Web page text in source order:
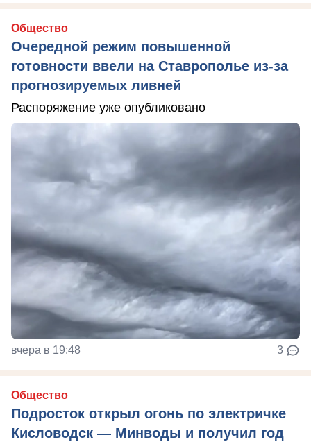
Общество
Очередной режим повышенной
готовности ввели на Ставрополье из-за
прогнозируемых ливней
Распоряжение уже опубликовано
вчера в 19:48 3
Общество
Подросток открыл огонь по электричке
Кисловодск — Минводы и получил год